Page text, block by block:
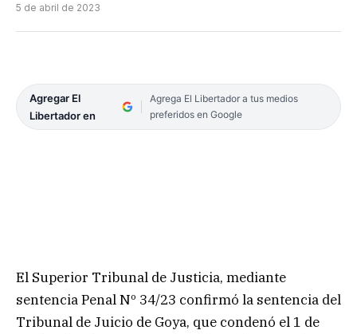
5 de abril de 2023
Agregar El
Libertador en
Agrega El Libertador a tus medios
preferidos en Google
El Superior Tribunal de Justicia, mediante
sentencia Penal Nº 34/23 confirmó la sentencia del
Tribunal de Juicio de Goya, que condenó el 1 de